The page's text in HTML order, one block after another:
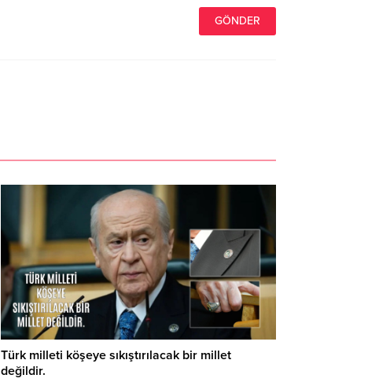
Türk milleti köşeye sıkıştırılacak bir millet
değildir.